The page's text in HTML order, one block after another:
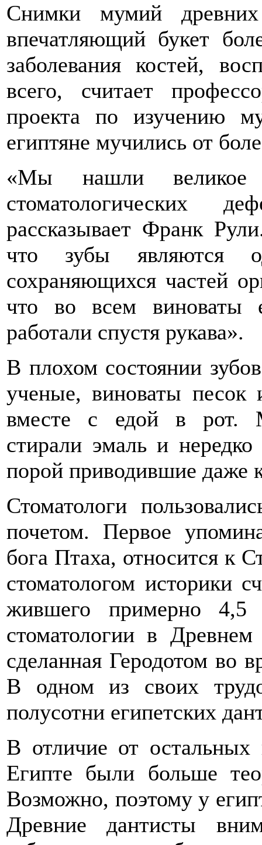
Снимки мумий древних
впечатляющий букет
заболевания костей,
всего, считает
проекта по изучению
египтяне мучились от
«Мы нашли великое
стоматологических
рассказывает Франк
что зубы являются
сохраняющихся частей
что во всем виноваты
работали спустя рукава».
В плохом состоянии
ученые, виноваты песок
вместе с едой в рот.
стирали эмаль и
порой приводившие даже
Стоматологи
почетом. Первое
бога Птаха, относится к
стоматологом историки
жившего примерно
стоматологии в
сделанная Геродотом во
В одном из своих
полусотни египетских
В отличие от остальных
Египте были больше
Возможно, поэтому у
Древние дантисты